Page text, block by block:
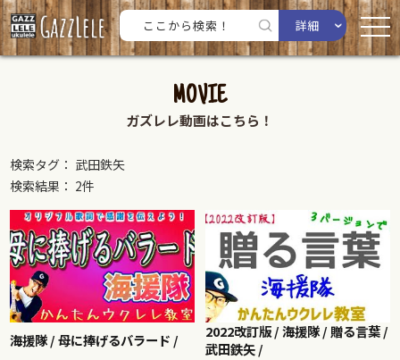
詳細
MOVIE
ガズレレ動画はこちら！
検索タグ： 武田鉄矢
検索結果： 2件
海援隊 / 母に捧げるバラード /
2022改訂版 / 海援隊 / 贈る言葉 /
武田鉄矢 /